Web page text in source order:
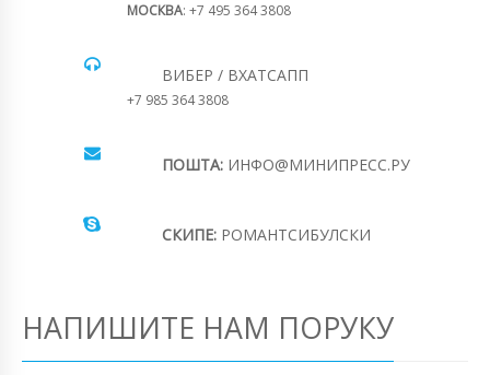
МОСКВА: +7 495 364 3808
ВИБЕР / ВХАТСАПП
+7 985 364 3808
ПОШТА: ИНФО@МИНИПРЕСС.РУ
СКИПЕ: РОМАНТСИБУЛСКИ
НАПИШИТЕ НАМ ПОРУКУ